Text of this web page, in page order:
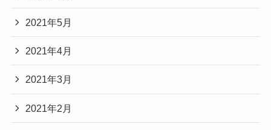
2021年5月
2021年4月
2021年3月
2021年2月